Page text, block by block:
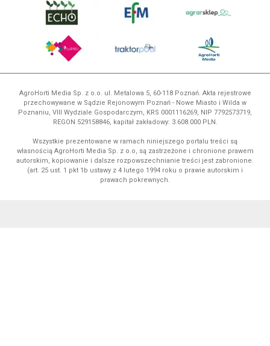
AgroHorti Media Sp. z o.o. ul. Metalowa 5, 60-118 Poznań. Akta rejestrowe
przechowywane w Sądzie Rejonowym Poznań - Nowe Miasto i Wilda w
Poznaniu, VIII Wydziale Gospodarczym, KRS 0001116269, NIP 7792573719,
REGON 529158846, kapitał zakładowy: 3.608.000 PLN.
Wszystkie prezentowane w ramach niniejszego portalu treści są
własnością AgroHorti Media Sp. z o.o, są zastrzeżone i chronione prawem
autorskim, kopiowanie i dalsze rozpowszechnianie treści jest zabronione.
(art. 25 ust. 1 pkt 1b ustawy z 4 lutego 1994 roku o prawie autorskim i
prawach pokrewnych.